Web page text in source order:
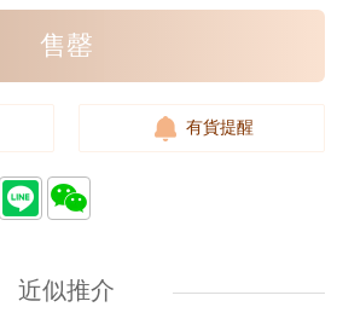
售罄
有貨提醒
近似推介